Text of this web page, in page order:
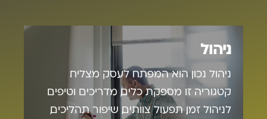
ניהול
ניהול נכון הוא המפתח לעסק מצליח.
קטגוריה זו מספקת כלים, מדריכים וטיפים
לניהול זמן, תפעול צוותים, שיפור תהליכים,